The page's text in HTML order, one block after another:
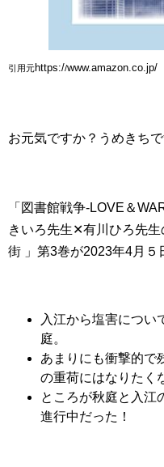
引用元https://www.amazon.co.jp/
お元気ですか？うめきちで
「図書館戦争-LOVE＆
きいろ先生✕有川ひろ先
街 」第3巻が2023年4月５
入江から塩害につい
庭。
あまりにも衝撃的で
の重荷にはなりたく
ところが秋庭と入江
進行中だった！